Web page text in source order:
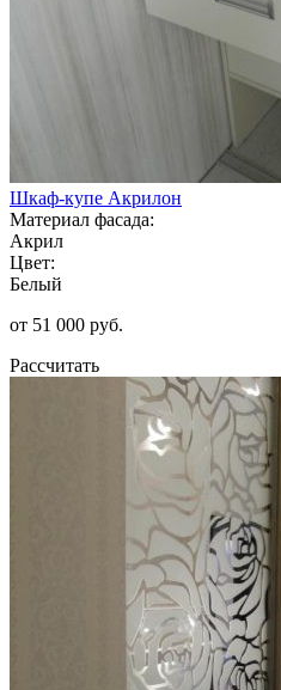
Шкаф-купе Акрилон
Материал фасада:
Акрил
Цвет:
Белый
от 51 000 руб.
Рассчитать